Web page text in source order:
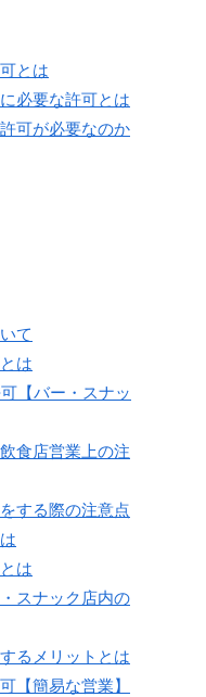
とは
必要な許可とは
可が必要なのか
て
は
【バー・スナッ
食店営業上の注
する際の注意点
は
スナック店内の
るメリットとは
【簡易な営業】